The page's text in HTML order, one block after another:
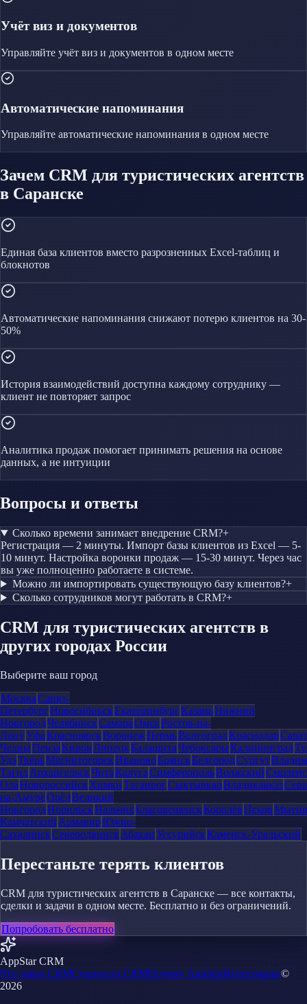
Учёт виз и документов
Управляйте учёт виз и документов в одном месте
Автоматические напоминания
Управляйте автоматические напоминания в одном месте
Зачем CRM для туристических агентств
в Саранске
Единая база клиентов вместо разрозненных Excel-таблиц и
блокнотов
Автоматические напоминания снижают потерю клиентов на 30-
50%
История взаимодействий доступна каждому сотруднику —
клиент не повторяет запрос
Аналитика продаж помогает принимать решения на основе
данных, а не интуиции
Вопросы и ответы
Сколько времени занимает внедрение CRM?+
Регистрация — 2 минуты. Импорт базы клиентов из Excel — 5-
10 минут. Настройка воронки продаж — 15-30 минут. Через час
вы уже полноценно работаете в системе.
Можно ли импортировать существующую базу клиентов?+
Сколько сотрудников могут работать в CRM?+
CRM для туристических агентств в
других городах России
Выберите ваш город
МоскваСанкт-
ПетербургНовосибирскЕкатеринбургКазаньНижний
НовгородЧелябинскСамараОмскРостов-на-
ДонуУфаКрасноярскВоронежПермьВолгоградКраснодар
ЧелныПензаКировЛипецкБалашихаЧебоксарыКалининград
УдэТверьМагнитогорскИвановоБрянскБелгородСургут
ТагилАрхангельскЧитаКалугаСимферопольВолжский
ОлаНовороссийскХимкиТаганрогСыктывкарВладикавказ
на-АмуреОрёлВеликий
НовгородНорильскНальчикБлаговещенскКоролёвПсков
Камчатский АрмавирЮжно-
СахалинскСеверодвинскАбаканУссурийскКаменск-Уральский
Перестаньте терять клиентов
CRM для туристических агентств в Саранске — все контакты,
сделки и задачи в одном месте. Бесплатно и без ограничений.
Попробовать бесплатно
AppStar CRM
Что такое CRMСущности CRMПочему AppStarИнтеграции©
2026